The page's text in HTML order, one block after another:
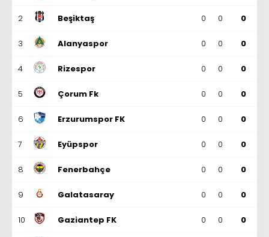
2 Beşiktaş 0 0 0
3 Alanyaspor 0 0 0
4 Rizespor 0 0 0
5 Çorum Fk 0 0 0
6 Erzurumspor FK 0 0 0
7 Eyüpspor 0 0 0
8 Fenerbahçe 0 0 0
9 Galatasaray 0 0 0
10 Gaziantep FK 0 0 0